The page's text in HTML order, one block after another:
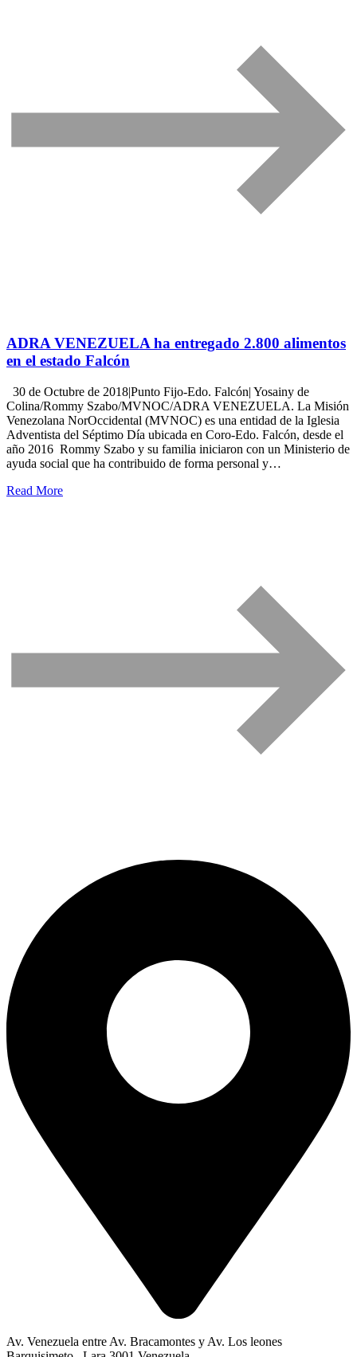
ADRA VENEZUELA ha entregado 2.800 alimentos
en el estado Falcón
30 de Octubre de 2018|Punto Fijo-Edo. Falcón| Yosainy de
Colina/Rommy Szabo/MVNOC/ADRA VENEZUELA. La Misión
Venezolana NorOccidental (MVNOC) es una entidad de la Iglesia
Adventista del Séptimo Día ubicada en Coro-Edo. Falcón, desde el
año 2016 Rommy Szabo y su familia iniciaron con un Ministerio de
ayuda social que ha contribuido de forma personal y…
Read More
Av. Venezuela entre Av. Bracamontes y Av. Los leones